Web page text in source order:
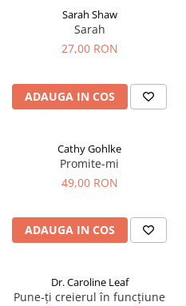
Sarah Shaw
Sarah
27,00 RON
ADAUGA IN COS
Cathy Gohlke
Promite-mi
49,00 RON
ADAUGA IN COS
Dr. Caroline Leaf
Pune-ți creierul în funcțiune